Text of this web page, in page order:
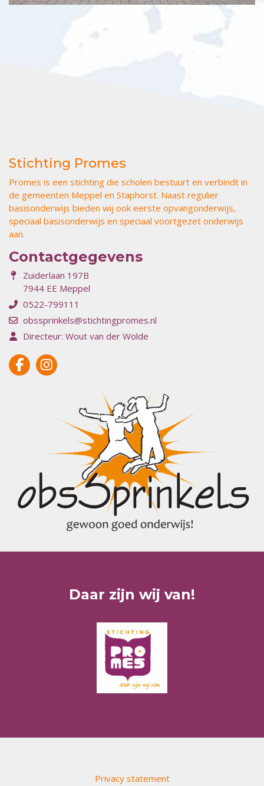
Stichting Promes
Promes is een stichting die scholen bestuurt en verbindt in
de gemeenten Meppel en Staphorst. Naast regulier
basisonderwijs bieden wij ook eerste opvangonderwijs,
speciaal basisonderwijs en speciaal voortgezet onderwijs
aan.
Contactgegevens
Zuiderlaan 197B
7944 EE Meppel
0522-799111
obssprinkels@stichtingpromes.nl
Directeur: Wout van der Wolde
Daar zijn wij van!
Privacy statement